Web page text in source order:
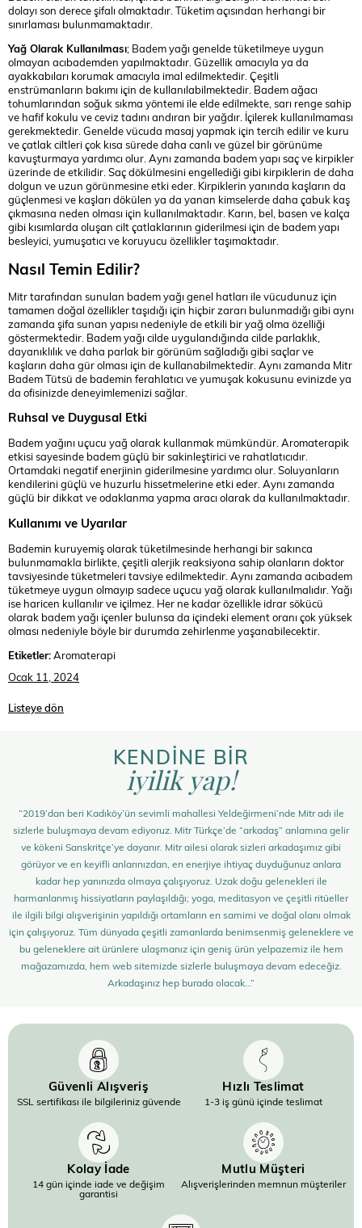
dolayı son derece şifalı olmaktadır. Tüketim açısından herhangi bir
sınırlaması bulunmamaktadır.
Yağ Olarak Kullanılması; Badem yağı genelde tüketilmeye uygun
olmayan acıbademden yapılmaktadır. Güzellik amacıyla ya da
ayakkabıları korumak amacıyla imal edilmektedir. Çeşitli
enstrümanların bakımı için de kullanılabilmektedir. Badem ağacı
tohumlarından soğuk sıkma yöntemi ile elde edilmekte, sarı renge sahip
ve hafif kokulu ve ceviz tadını andıran bir yağdır. İçilerek kullanılmaması
gerekmektedir. Genelde vücuda masaj yapmak için tercih edilir ve kuru
ve çatlak ciltleri çok kısa sürede daha canlı ve güzel bir görünüme
kavuşturmaya yardımcı olur. Aynı zamanda badem yapı saç ve kirpikler
üzerinde de etkilidir. Saç dökülmesini engellediği gibi kirpiklerin de daha
dolgun ve uzun görünmesine etki eder. Kirpiklerin yanında kaşların da
güçlenmesi ve kaşları dökülen ya da yanan kimselerde daha çabuk kaş
çıkmasına neden olması için kullanılmaktadır. Karın, bel, basen ve kalça
gibi kısımlarda oluşan cilt çatlaklarının giderilmesi için de badem yapı
besleyici, yumuşatıcı ve koruyucu özellikler taşımaktadır.
Nasıl Temin Edilir?
Mitr tarafından sunulan badem yağı genel hatları ile vücudunuz için
tamamen doğal özellikler taşıdığı için hiçbir zararı bulunmadığı gibi aynı
zamanda şifa sunan yapısı nedeniyle de etkili bir yağ olma özelliği
göstermektedir. Badem yağı cilde uygulandığında cilde parlaklık,
dayanıklılık ve daha parlak bir görünüm sağladığı gibi saçlar ve
kaşların daha gür olması için de kullanabilmektedir. Aynı zamanda Mitr
Badem Tütsü de bademin ferahlatıcı ve yumuşak kokusunu evinizde ya
da ofisinizde deneyimlemenizi sağlar.
Ruhsal ve Duygusal Etki
Badem yağını uçucu yağ olarak kullanmak mümkündür. Aromaterapik
etkisi sayesinde badem güçlü bir sakinleştirici ve rahatlatıcıdır.
Ortamdaki negatif enerjinin giderilmesine yardımcı olur. Soluyanların
kendilerini güçlü ve huzurlu hissetmelerine etki eder. Aynı zamanda
güçlü bir dikkat ve odaklanma yapma aracı olarak da kullanılmaktadır.
Kullanımı ve Uyarılar
Bademin kuruyemiş olarak tüketilmesinde herhangi bir sakınca
bulunmamakla birlikte, çeşitli alerjik reaksiyona sahip olanların doktor
tavsiyesinde tüketmeleri tavsiye edilmektedir. Aynı zamanda acıbadem
tüketmeye uygun olmayıp sadece uçucu yağ olarak kullanılmalıdır. Yağı
ise haricen kullanılır ve içilmez. Her ne kadar özellikle idrar sökücü
olarak badem yağı içenler bulunsa da içindeki element oranı çok yüksek
olması nedeniyle böyle bir durumda zehirlenme yaşanabilecektir.
Etiketler:Aromaterapi
Ocak 11, 2024
Listeye dön
KENDİNE BİR
iyilik yap!
“2019’dan beri Kadıköy’ün sevimli mahallesi Yeldeğirmeni’nde Mitr adı ile
sizlerle buluşmaya devam ediyoruz. Mitr Türkçe’de “arkadaş” anlamına gelir
ve kökeni Sanskritçe’ye dayanır. Mitr ailesi olarak sizleri arkadaşımız gibi
görüyor ve en keyifli anlarınızdan, en enerjiye ihtiyaç duyduğunuz anlara
kadar hep yanınızda olmaya çalışıyoruz. Uzak doğu gelenekleri ile
harmanlanmış hissiyatların paylaşıldığı; yoga, meditasyon ve çeşitli ritüeller
ile ilgili bilgi alışverişinin yapıldığı ortamların en samimi ve doğal olanı olmak
için çalışıyoruz. Tüm dünyada çeşitli zamanlarda benimsenmiş geleneklere ve
bu geleneklere ait ürünlere ulaşmanız için geniş ürün yelpazemiz ile hem
mağazamızda, hem web sitemizde sizlerle buluşmaya devam edeceğiz.
Arkadaşınız hep burada olacak…”
Güvenli Alışveriş
SSL sertifikası ile bilgileriniz güvende
Hızlı Teslimat
1-3 iş günü içinde teslimat
Kolay İade
14 gün içinde iade ve değişim
garantisi
Mutlu Müşteri
Alışverişlerinden memnun müşteriler